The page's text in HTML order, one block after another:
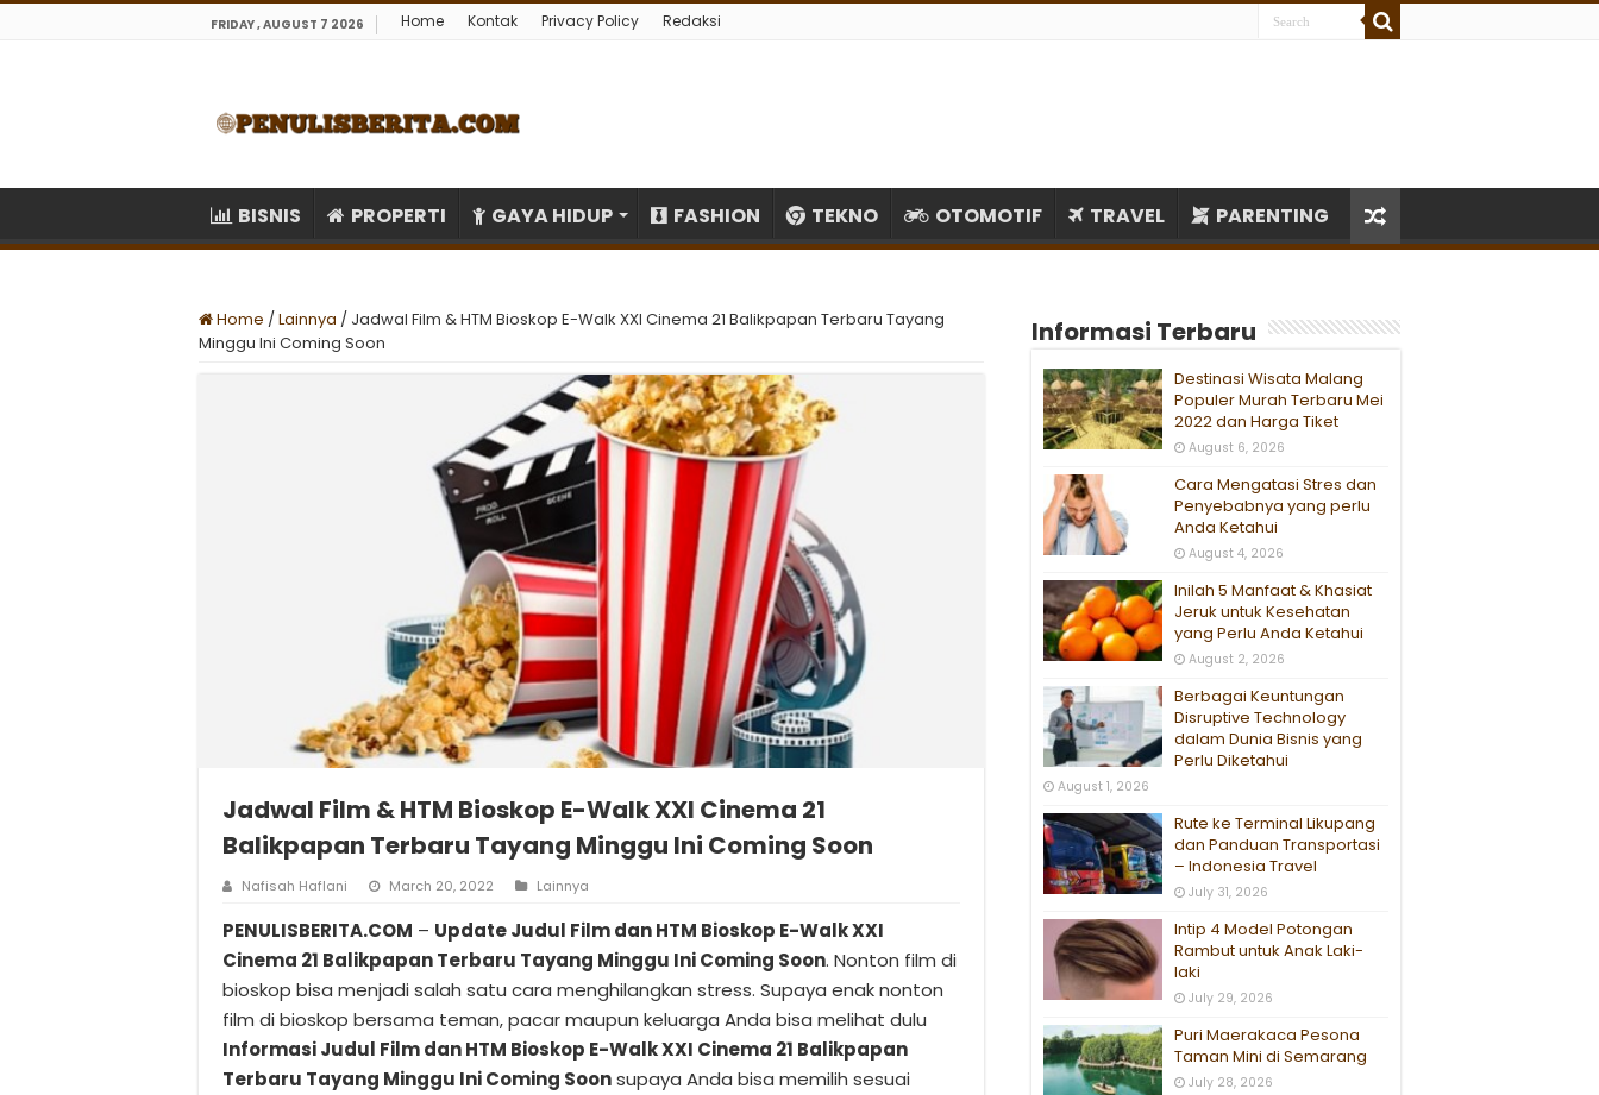
FRIDAY , AUGUST 7 2026 Home Kontak Privacy Policy Redaksi
BISNIS PROPERTI GAYA HIDUP FASHION TEKNO OTOMOTIF TRAVEL PARENTING
Home /Lainnya / Jadwal Film & HTM Bioskop E-Walk XXI Cinema 21 Balikpapan Terbaru Tayang
Minggu Ini Coming Soon
Jadwal Film & HTM Bioskop E-Walk XXI Cinema 21
Balikpapan Terbaru Tayang Minggu Ini Coming Soon
Nafisah Haflani March 20, 2022 Lainnya
PENULISBERITA.COM – Update Judul Film dan HTM Bioskop E-Walk XXI
Cinema 21 Balikpapan Terbaru Tayang Minggu Ini Coming Soon. Nonton film di
bioskop bisa menjadi salah satu cara menghilangkan stress. Supaya enak nonton
film di bioskop bersama teman, pacar maupun keluarga Anda bisa melihat dulu
Informasi Judul Film dan HTM Bioskop E-Walk XXI Cinema 21 Balikpapan
Terbaru Tayang Minggu Ini Coming Soonsupaya Anda bisa memilih sesuai
Informasi Terbaru
Destinasi Wisata Malang
Populer Murah Terbaru Mei
2022 dan Harga Tiket
August 6, 2026
Cara Mengatasi Stres dan
Penyebabnya yang perlu
Anda Ketahui
August 4, 2026
Inilah 5 Manfaat & Khasiat
Jeruk untuk Kesehatan
yang Perlu Anda Ketahui
August 2, 2026
Berbagai Keuntungan
Disruptive Technology
dalam Dunia Bisnis yang
Perlu Diketahui
August 1, 2026
Rute ke Terminal Likupang
dan Panduan Transportasi
– Indonesia Travel
July 31, 2026
Intip 4 Model Potongan
Rambut untuk Anak Laki-
laki
July 29, 2026
Puri Maerakaca Pesona
Taman Mini di Semarang
July 28, 2026